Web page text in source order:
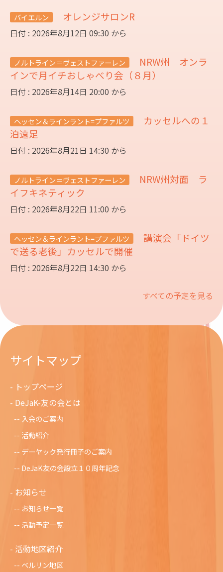
バイエルン オレンジサロンR
日付 : 2026年8月12日 09:30 から
ノルトライン＝ヴェストファーレン
NRW州 オンラ
インで月イチおしゃべり会（８月）
日付 : 2026年8月14日 20:00 から
ヘッセン＆ラインラント=プファルツ
カッセルへの１
泊遠足
日付 : 2026年8月21日 14:30 から
ノルトライン＝ヴェストファーレン
NRW州対面 ラ
イフキネティック
日付 : 2026年8月22日 11:00 から
ヘッセン＆ラインラント=プファルツ
講演会「ドイツ
で送る老後」カッセルで開催
日付 : 2026年8月22日 14:30 から
すべての予定を見る
サイトマップ
トップページ
DeJaK-友の会とは
入会のご案内
活動紹介
デーヤック発行冊子のご案内
DeJaK友の会設立１０周年記念
お知らせ
お知らせ一覧
活動予定一覧
活動地区紹介
ベルリン地区